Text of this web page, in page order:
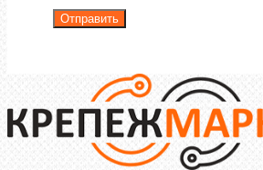
Отправить